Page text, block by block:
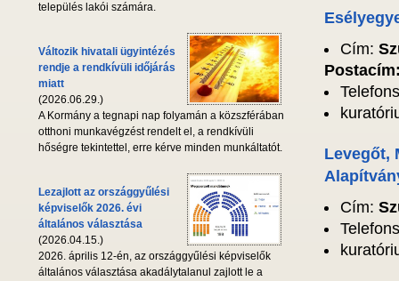
település lakói számára.
Változik hivatali ügyintézés
rendje a rendkívüli időjárás
miatt
(2026.06.29.)
A Kormány a tegnapi nap folyamán a közszférában
otthoni munkavégzést rendelt el, a rendkívüli
hőségre tekintettel, erre kérve minden munkáltatót.
Lezajlott az országgyűlési
képviselők 2026. évi
általános választása
(2026.04.15.)
2026. április 12-én, az országgyűlési képviselők
általános választása akadálytalanul zajlott le a
Cím:
Levegőt,
Cím: